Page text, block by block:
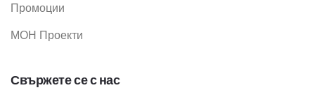
Промоции
МОН Проекти
Свържете се с нас